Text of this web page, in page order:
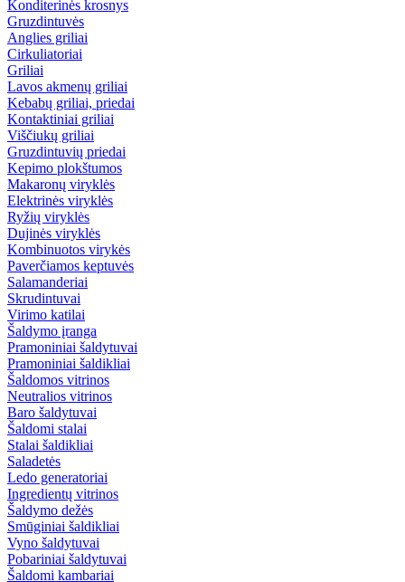
Konditerinės krosnys
Gruzdintuvės
Anglies griliai
Cirkuliatoriai
Griliai
Lavos akmenų griliai
Kebabų griliai, priedai
Kontaktiniai griliai
Viščiukų griliai
Gruzdintuvių priedai
Kepimo plokštumos
Makaronų viryklės
Elektrinės viryklės
Ryžių viryklės
Dujinės viryklės
Kombinuotos virykės
Paverčiamos keptuvės
Salamanderiai
Skrudintuvai
Virimo katilai
Šaldymo įranga
Pramoniniai šaldytuvai
Pramoniniai šaldikliai
Šaldomos vitrinos
Neutralios vitrinos
Baro šaldytuvai
Šaldomi stalai
Stalai šaldikliai
Saladetės
Ledo generatoriai
Ingredientų vitrinos
Šaldymo dežės
Smūginiai šaldikliai
Vyno šaldytuvai
Pobariniai šaldytuvai
Šaldomi kambariai